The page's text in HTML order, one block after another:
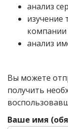
анализ
изучение
анализ
Вы можете
получить
Ваше имя